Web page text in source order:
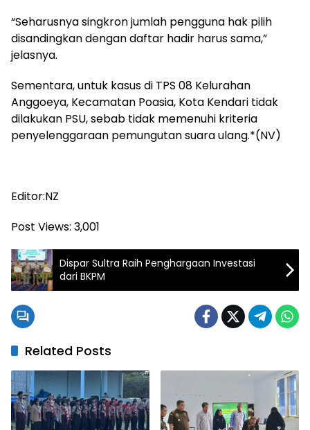
“Seharusnya singkron jumlah pengguna hak pilih
disandingkan dengan daftar hadir harus sama,”
jelasnya.
Sementara, untuk kasus di TPS 08 Kelurahan
Anggoeya, Kecamatan Poasia, Kota Kendari tidak
dilakukan PSU, sebab tidak memenuhi kriteria
penyelenggaraan pemungutan suara ulang.*(NV)
Editor:NZ
Post Views: 3,001
Dispar Sultra Raih Penghargaan Investasi
dari BKPM
Related Posts